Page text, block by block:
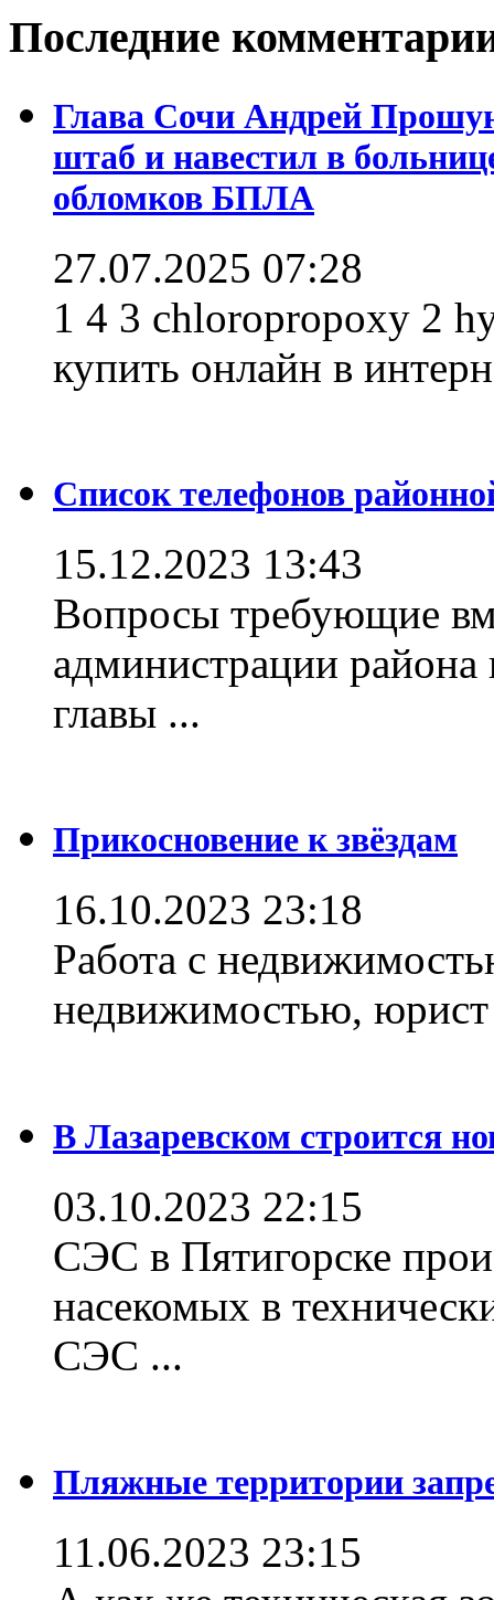
Последние
Глава Сочи Андрей
штаб и навестил в
обломков БПЛА
27.07.2025 07:28
1 4 3 chloropropoxy 2
купить онлайн в
Список телефонов
15.12.2023 13:43
Вопросы требующие
администрации
главы ...
Прикосновение к звёздам
16.10.2023 23:18
Работа с
недвижимостью,
В Лазаревском строится
03.10.2023 22:15
СЭС в Пятигорске
насекомых в
СЭС ...
Пляжные территории
11.06.2023 23:15